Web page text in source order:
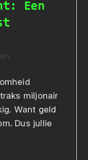
Een
miljonair
Want geld
Dus jullie